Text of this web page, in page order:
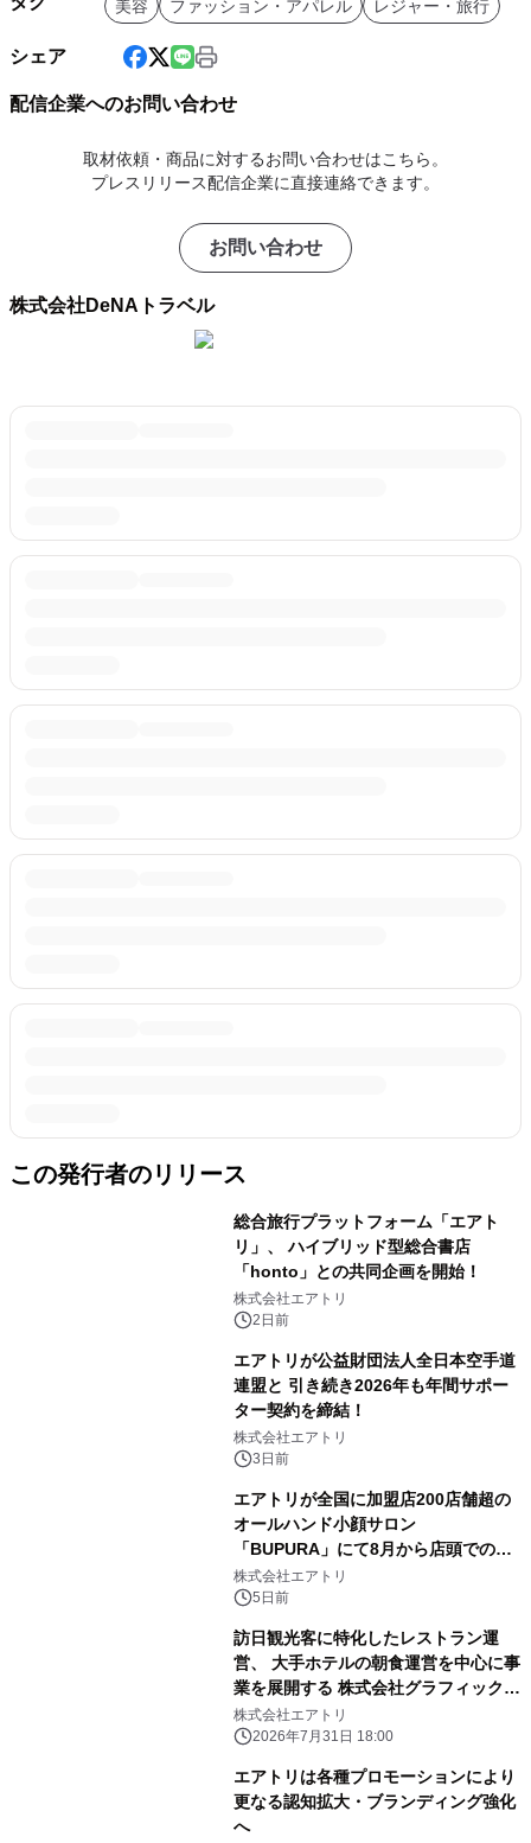
美容 ファッション・アパレル レジャー・旅行
シェア
配信企業へのお問い合わせ
取材依頼・商品に対するお問い合わせはこちら。
プレスリリース配信企業に直接連絡できます。
お問い合わせ
株式会社DeNAトラベル
この発行者のリリース
総合旅行プラットフォーム「エアト
リ」、 ハイブリッド型総合書店
「honto」との共同企画を開始！
株式会社エアトリ
2日前
エアトリが公益財団法人全日本空手道
連盟と 引き続き2026年も年間サポー
ター契約を締結！
株式会社エアトリ
3日前
エアトリが全国に加盟店200店舗超の
オールハンド小顔サロン
「BUPURA」にて8月から店頭でのプ
レゼント企画を開始！
株式会社エアトリ
5日前
訪日観光客に特化したレストラン運
営、 大手ホテルの朝食運営を中心に事
業を展開する 株式会社グラフィックホ
ールディングスと資本業務提携
株式会社エアトリ
2026年7月31日 18:00
エアトリは各種プロモーションにより
更なる認知拡大・ブランディング強化
へ